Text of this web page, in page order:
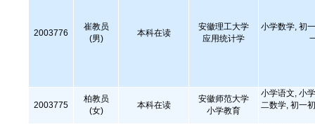
2003776
崔教员
(男)
本科在读
安徽理工大学
应用统计学
小学数学, 初
2003775
柏教员
(女)
本科在读
安徽师范大学
小学教育
小学语文, 小
二数学, 初一